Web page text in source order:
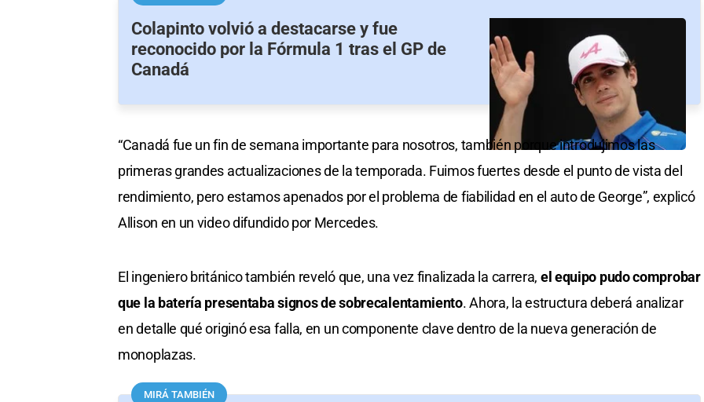
Colapinto volvió a destacarse y fue
reconocido por la Fórmula 1 tras el GP de
Canadá
“Canadá fue un fin de semana importante para nosotros, también porque introdujimos las
primeras grandes actualizaciones de la temporada. Fuimos fuertes desde el punto de vista del
rendimiento, pero estamos apenados por el problema de fiabilidad en el auto de George”, explicó
Allison en un video difundido por Mercedes.
El ingeniero británico también reveló que, una vez finalizada la carrera, el equipo pudo comprobar
que la batería presentaba signos de sobrecalentamiento. Ahora, la estructura deberá analizar
en detalle qué originó esa falla, en un componente clave dentro de la nueva generación de
monoplazas.
MIRÁ TAMBIÉN